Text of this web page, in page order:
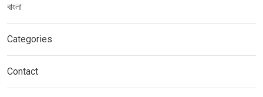
বাংলা
Categories
Contact